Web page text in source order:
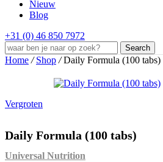
Nieuw
Blog
+31 (0) 46 850 7972
Search
Home / Shop / Daily Formula (100 tabs)
Vergroten
Daily Formula (100 tabs)
Universal Nutrition